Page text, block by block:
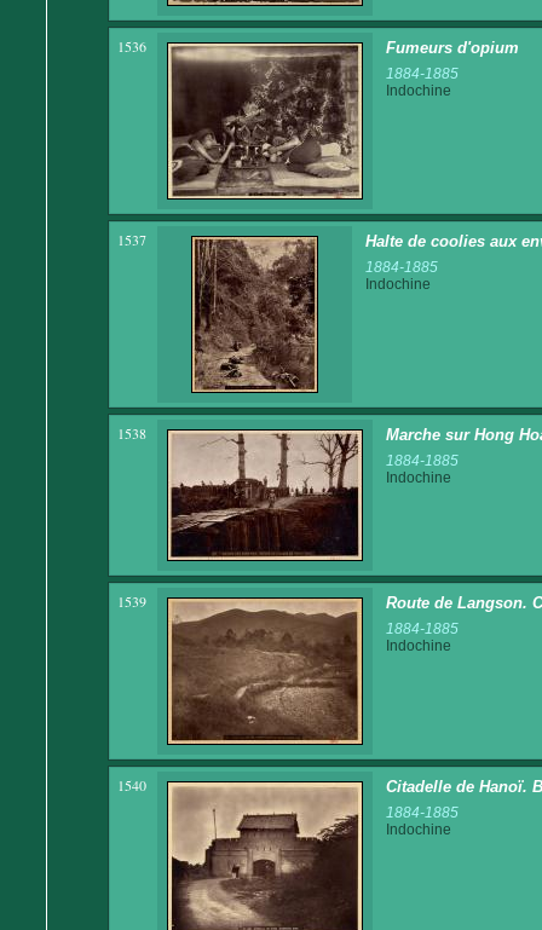
1536 Fumeurs d'opium
1884-1885
Indochine
1537 Halte de coolies aux
1884-1885
Indochine
1538 Marche sur Hong
1884-1885
Indochine
1539 Route de Langson.
1884-1885
Indochine
1540 Citadelle de Hanoï.
1884-1885
Indochine